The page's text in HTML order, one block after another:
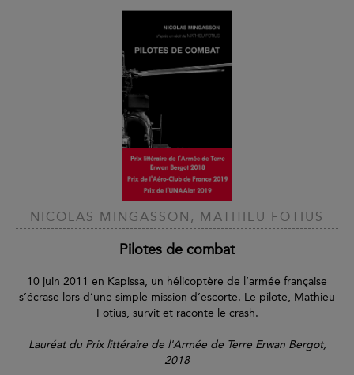
NICOLAS MINGASSON, MATHIEU FOTIUS
Pilotes de combat
10 juin 2011 en Kapissa, un hélicoptère de l’armée française
s’écrase lors d’une simple mission d’escorte. Le pilote, Mathieu
Fotius, survit et raconte le crash.
Lauréat du Prix littéraire de l'Armée de Terre Erwan Bergot,
2018